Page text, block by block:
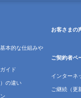
本的な仕組みや
イド
の違い
お客さまの
ご契約者ペ
インターネ
ご継続（更